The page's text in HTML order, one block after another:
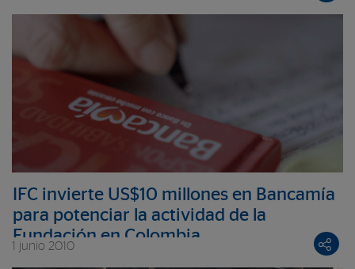
IFC invierte US$10 millones en Bancamía
para potenciar la actividad de la
Fundación en Colombia
1 junio 2010